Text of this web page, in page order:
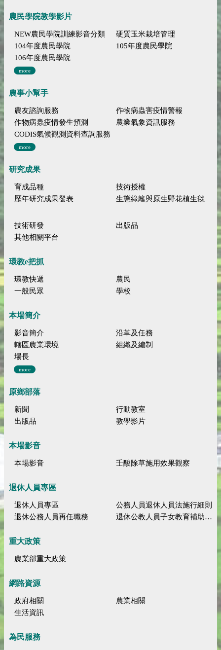
農民學院教學影片
NEW農民學院訓練影音分類
硬質玉米栽培管理
104年度農民學院
105年度農民學院
106年度農民學院
more
農事小幫手
農友諮詢服務
作物病蟲害疫情警報
作物病蟲疫情發生預測
農業氣象資訊服務
CODIS氣候觀測資料查詢服務
more
研究成果
育成品種
技術授權
歷年研究成果發表
生態綠籬與原生野花植生毯
技術研發
出版品
其他相關平台
環教e把抓
環教快遞
農民
一般民眾
學校
本場簡介
影音簡介
沿革及任務
轄區農業環境
組織及編制
場長
more
原鄉部落
新聞
行動教室
出版品
教學影片
本場影音
本場影音 壬酸除草施用效果觀察
退休人員專區
退休人員專區
公務人員退休人員法施行細則
退休公務人員再任職務
退休公教人員子女教育補助規定
重大政策
農業部重大政策
網路資源
政府相關
農業相關
生活資訊
為民服務